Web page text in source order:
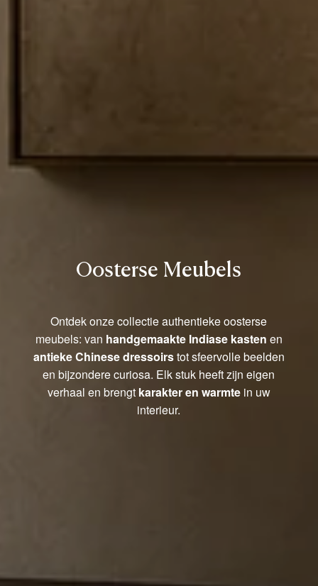
Oosterse Meubels
Ontdek onze collectie authentieke oosterse
meubels: van handgemaakte Indiase kasten en
antieke Chinese dressoirstot sfeervolle beelden
en bijzondere curiosa. Elk stuk heeft zijn eigen
verhaal en brengt karakter en warmte in uw
interieur.